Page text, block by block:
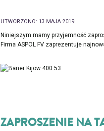
UTWORZONO: 13 MAJA 2019
Niniejszym mamy przyjemność
Firma ASPOL FV zaprezentuje
ZAPROSZENIE NA